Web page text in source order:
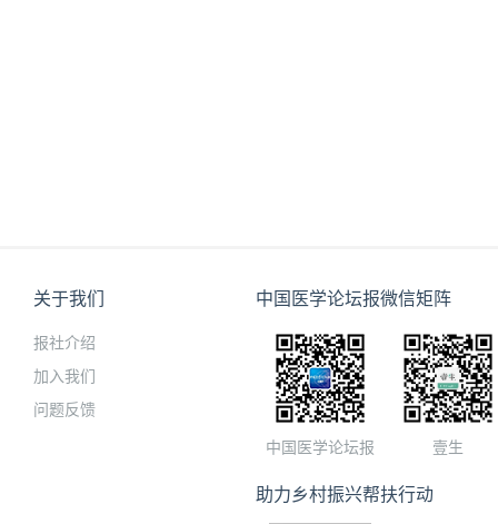
关于我们
报社介绍
加入我们
问题反馈
中国医学论坛报微信矩阵
中国医学论坛报 壹生
助力乡村振兴帮扶行动